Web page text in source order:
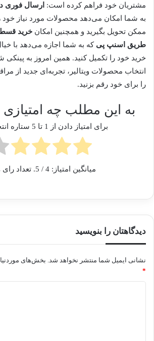
مشتریان خود فراهم کرده است: ارسال فوری
به شما امکان می‌دهد محصولات مورد نیاز خود
ممکن تحویل بگیرید و همچنین امکان خرید
طریق اسنپ پی که به شما اجازه می‌دهد با
خرید خود را تکمیل کنید. همین امروز به پینکی
انتخاب محصولات ویتالیر، تجربه‌ای جدید از
را برای خود رقم بزنید.
به این مطلب چه
برای امتیاز دادن از 1 تا 5 ستاره انتخاب کن!
میانگین امتیاز: 4 / 5. تعداد رای ها:
دیدگاهتان را بنویسید
نشانی ایمیل شما منتشر نخواهد شد. بخش‌های
*